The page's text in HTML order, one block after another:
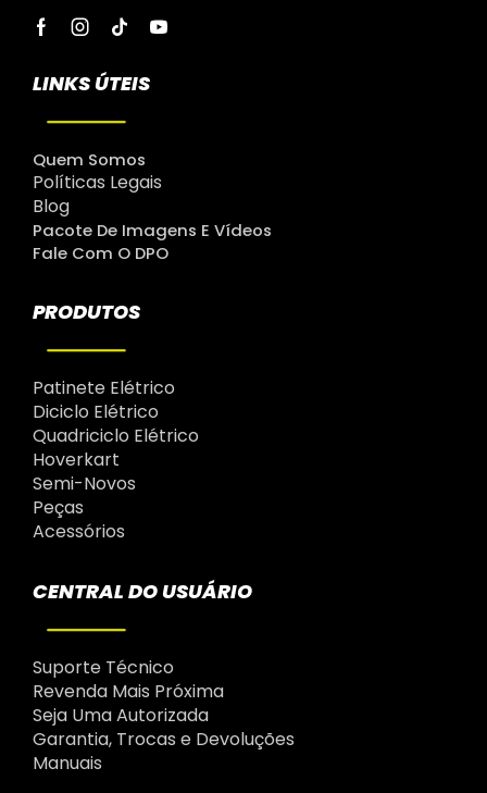
LINKS ÚTEIS
Quem Somos
Políticas Legais
Blog
Pacote De Imagens E Vídeos
Fale Com O DPO
PRODUTOS
Patinete Elétrico
Diciclo Elétrico
Quadriciclo Elétrico
Hoverkart
Semi-Novos
Peças
Acessórios
CENTRAL DO USUÁRIO
Suporte Técnico
Revenda Mais Próxima
Seja Uma Autorizada
Garantia, Trocas e Devoluções
Manuais